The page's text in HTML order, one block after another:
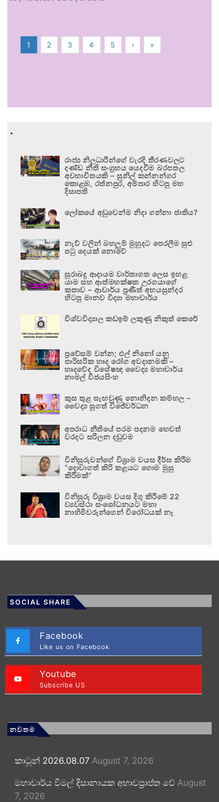
1 2 3 4 5 › »
.
රාජ්‍ය නිලධාරීන්ගේ වැරදි තීරණවලට
දණ්ඩ නීති සංග්‍රහය යෙදවීම බරපතල
අවභාවිතයකි – සුනිල් කන්නන්ගර
කොළඹ, රත්නපුර, අම්පාර හිටපු මහ
දිසාපති
ලෝකයේ අඩුවෙන්ම නිදා ගන්නා ජාතිය?
නැව් වලින් බහලුම් මුහුදට පෙරලීම සුළු
පටු දෙයක් නොවේ
සුරාබදු ආදායම වාර්තාගත ලෙස ඉහළ
යාම සහ ආත්මභක්ෂක උරගයාගේ
කතාව – ආචාර්ය ප්‍රණීත් අභයසුන්දර
හිටපු මානව විද්‍යා මහාචාර්ය
විශ්වවිද්‍යාල කඩඉම් ලකුණු නිකුත් කෙරේ
ප්‍රවේසම් වන්න; එල් නිනෝ යනු
පාරිසරික හෘද රෝග අවදානමකි –
හෘදවේද විශේෂඥ වෛද්‍ය මහාචාර්ය
නාමල් විජයසිංහ
කුස තුළ සැඟවුණු නොනිදන කම්හල –
වෛද්‍ය සුගත් විජේවර්ධන
අපරාධ නීතියේ පරම පදනම හෙවත්
වරදට සරිලන දඬුවම
විනිසුරුවන්ගේ විශ්‍රාම වයස දීර්ඝ කිරීම
“දොවාගත් කිරි කළයට ගොම මුසු
කිරීමක්”
විනිසුරු විශ්‍රාම වයස දිගු කිරීමේ 22
ව්‍යවස්ථා සංශෝධනයට මහා
නාහිමිවරුන්ගෙන් විරෝධයක් නෑ
SOCIAL SHARE
Facebook
Like us on Facebook
Youtube
Subscribe US
නවතම
කාටූන් 2026.08.07 August 7, 2026
මහාචාර්ය විමල් දිසානායක අභාවප්‍රාප්ත වේ August
7, 2026